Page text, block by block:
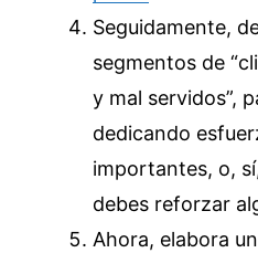
Seguidamente,
segmentos de
y mal servidos”,
dedicando
importantes, o,
debes reforzar
Ahora, elabora